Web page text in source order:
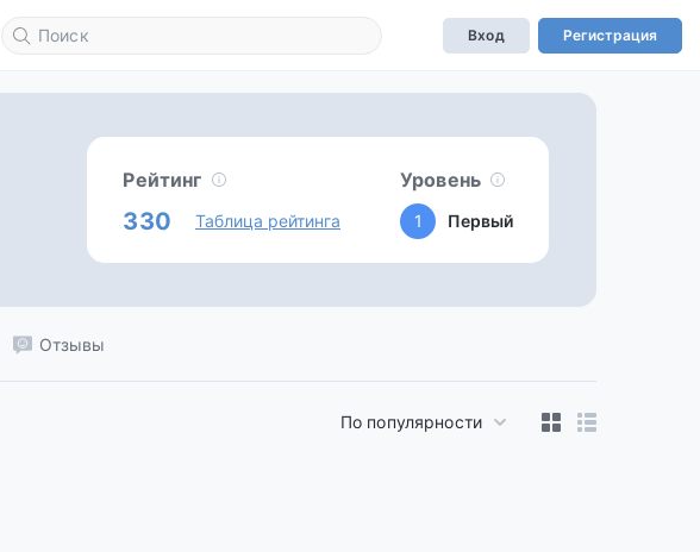
Вход Регистрация
Рейтинг
330 Таблица рейтинга
Уровень
1 Первый
Отзывы
По популярности